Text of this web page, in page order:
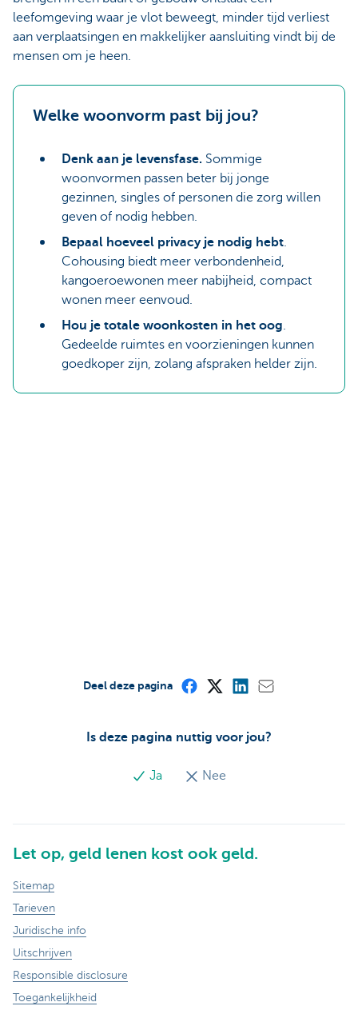
leefomgeving waar je vlot beweegt, minder tijd verliest
aan verplaatsingen en makkelijker aansluiting vindt bij de
mensen om je heen.
Welke woonvorm past bij jou?
Denk aan je levensfase. Sommige
woonvormen passen beter bij jonge
gezinnen, singles of personen die zorg willen
geven of nodig hebben.
Bepaal hoeveel privacy je nodig hebt.
Cohousing biedt meer verbondenheid,
kangoeroewonen meer nabijheid, compact
wonen meer eenvoud.
Hou je totale woonkosten in het oog.
Gedeelde ruimtes en voorzieningen kunnen
goedkoper zijn, zolang afspraken helder zijn.
Is deze pagina nuttig voor jou?
Ja Nee
Deel deze pagina
Let op, geld lenen kost ook geld.
Sitemap
Tarieven
Juridische info
Uitschrijven
Responsible disclosure
Toegankelijkheid